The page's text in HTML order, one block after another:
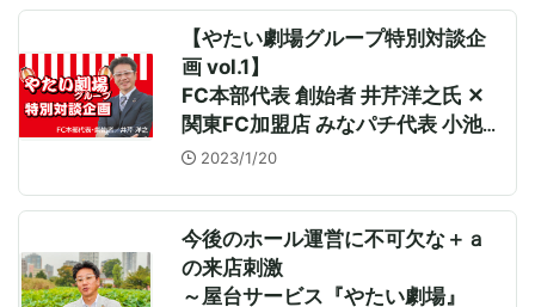
【やたい劇場グループ特別対談企
画 vol.1】
FC本部代表 創始者 井芹洋之氏 ✕
関東FC加盟店 みなパチ代表 小池
宗人氏
2023/1/20
今後のホール運営に不可欠な＋ａ
の来店刺激
～屋台サービス『やたい劇場』